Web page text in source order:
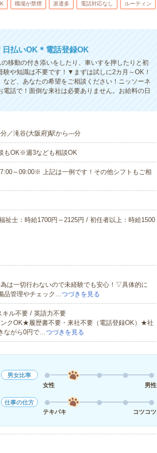
職場が禁煙 派遣多 電話対応なし ルーティン
日払いOK＊電話登録OK
移動の付き添いをしたり、車いすを押したりと初
や知識は不要です！▼まずは試しに2カ月～OK！
など、あなたの希望をご相談ください！ニッソーネ
話で！面倒な来社は必要ありません。お給料の日
／滝谷(大阪府)駅から---分
もOK※週3なども相談OK
～09:00※ 上記は一例です！その他シフトもご相
祉士：時給1700円～2125円 / 初任者以上：時給1500
は一切行わないので未経験でも安心！▽具体的に
品管理やチェック…つづきを見る
ル不要 / 英語力不要
クOK★履歴書不要・来社不要（電話登録OK）★社
ながら0円で…つづきを見る
男女比率
女性
男性
仕事の仕方
テキパキ
コツコツ